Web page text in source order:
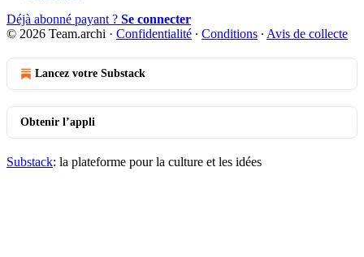
Déjà abonné payant ? Se connecter
© 2026 Team.archi · Confidentialité ∙ Conditions ∙ Avis de collecte
Lancez votre Substack
Obtenir l’appli
Substack: la plateforme pour la culture et les idées